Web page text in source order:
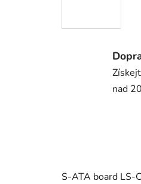
nad
S-ATA board LS-